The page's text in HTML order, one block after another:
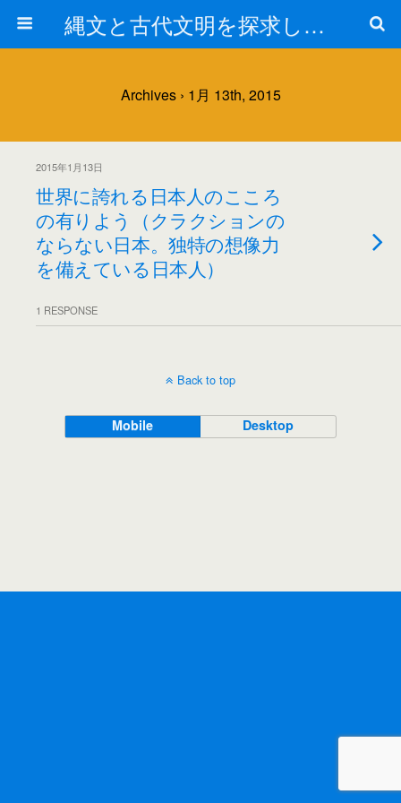
縄文と古代文明を探求しよう！
Archives › 1月 13th, 2015
2015年1月13日
世界に誇れる日本人のこころ
の有りよう（クラクションの
ならない日本。独特の想像力
を備えている日本人）
1 RESPONSE
Back to top
Mobile Desktop